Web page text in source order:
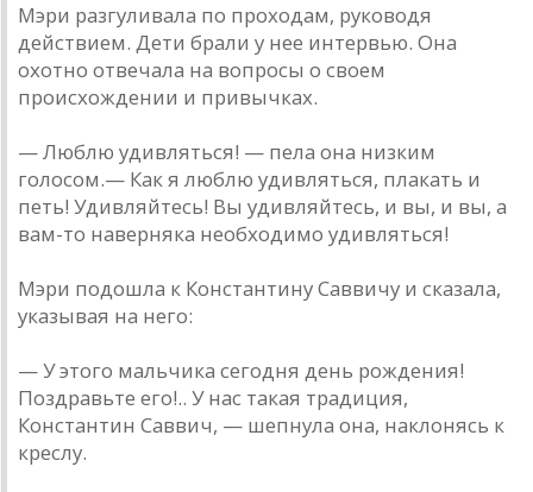
Мэри разгуливала по проходам, руководя
действием. Дети брали у нее интервью. Она
охотно отвечала на вопросы о своем
происхождении и привычках.
— Люблю удивляться! — пела она низким
голосом.— Как я люблю удивляться, плакать и
петь! Удивляйтесь! Вы удивляйтесь, и вы, и вы, а
вам-то наверняка необходимо удивляться!
Мэри подошла к Константину Саввичу и сказала,
указывая на него:
— У этого мальчика сегодня день рождения!
Поздравьте его!.. У нас такая традиция,
Константин Саввич, — шепнула она, наклонясь к
креслу.